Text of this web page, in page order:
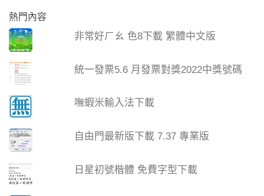
熱門內容
非常好ㄏㄠ 色8下載 繁體中文版
統一發票5.6 月發票對獎2022中獎號碼
嘸蝦米輸入法下載
自由門最新版下載 7.37 專業版
日星初號楷體 免費字型下載